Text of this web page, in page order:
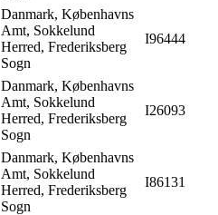
Danmark, Københavns
Amt, Sokkelund
Herred, Frederiksberg
Sogn
I96444
Danmark, Københavns
Amt, Sokkelund
Herred, Frederiksberg
Sogn
I26093
Danmark, Københavns
Amt, Sokkelund
Herred, Frederiksberg
Sogn
I86131